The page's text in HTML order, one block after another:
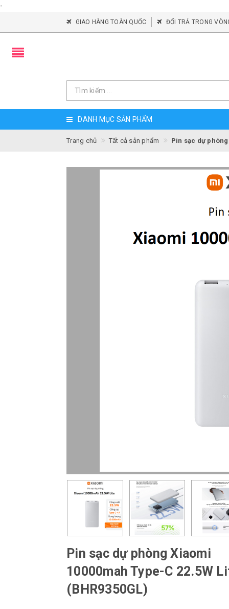
-
GIAO HÀNG TOÀN QUỐC ĐỔI TRẢ TRONG
DANH MỤC SẢN PHẨM
Trang chủ Tất cả sản phẩm Pin sạc dự phòng
Pin sạc dự phòng Xiaomi
10000mah Type-C 22.5W
(BHR9350GL)